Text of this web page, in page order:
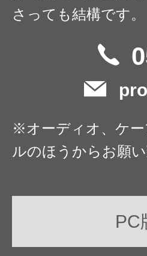
さっても結構です。
※オーディオ、ケ
ルのほうからお願い
PC